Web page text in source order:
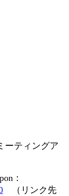
ーティングア
：
（リンク先